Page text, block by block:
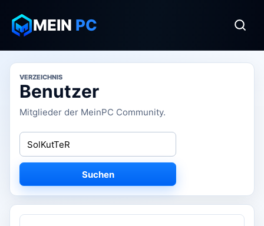
MEIN PC
VERZEICHNIS
Benutzer
Mitglieder der MeinPC Community.
Suchen